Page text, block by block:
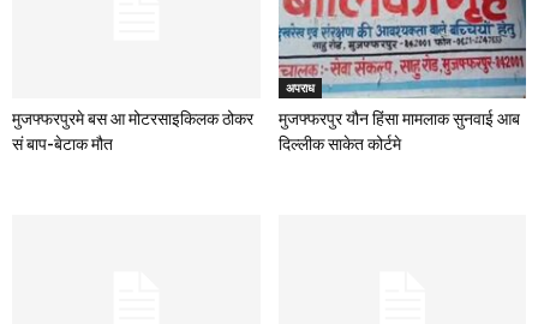
मुजफ्फरपुरमे बस आ मोटरसाइकिलक ठोकर
सं बाप-बेटाक मौत
अपराध
मुजफ्फरपुर यौन हिंसा मामलाक सुनवाई आब
दिल्लीक साकेत कोर्टमे